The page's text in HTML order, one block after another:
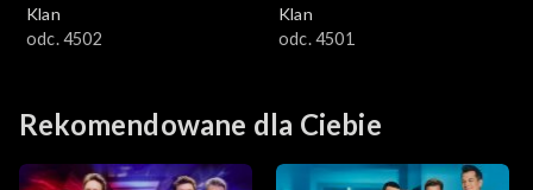
Klan
odc. 4502
Klan
odc. 4501
Rekomendowane dla Ciebie